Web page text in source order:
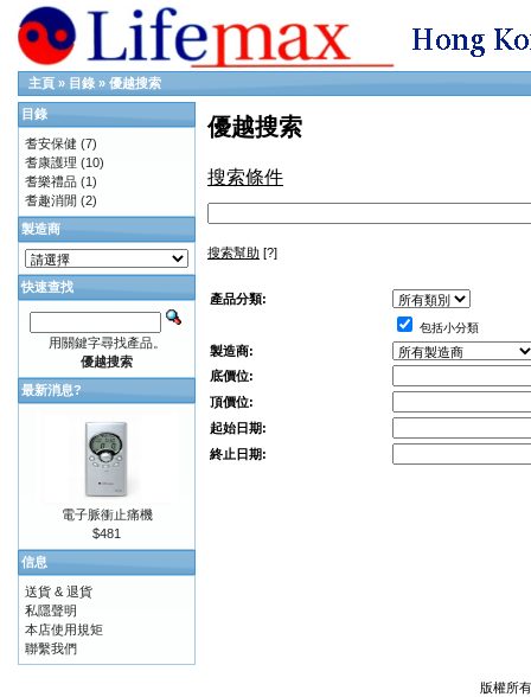
主頁 » 目錄 » 優越搜索
優越搜索
搜索條件
搜索幫助 [?]
產品分類:
包括小分類
製造商:
底價位:
頂價位:
起始日期:
終止日期:
目錄
耆安保健 (7)
耆康護理 (10)
耆樂禮品 (1)
耆趣消閒 (2)
製造商
快速查找
用關鍵字尋找產品。
優越搜索
最新消息?
電子脈衝止痛機
$481
信息
送貨 & 退貨
私隱聲明
本店使用規矩
聯繫我們
版權所